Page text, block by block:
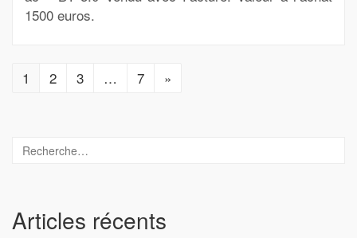
1500 euros.
1 2 3 … 7 »
Articles récents